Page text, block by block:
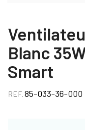
Blanc
Smart
REF. 85-033-36-000